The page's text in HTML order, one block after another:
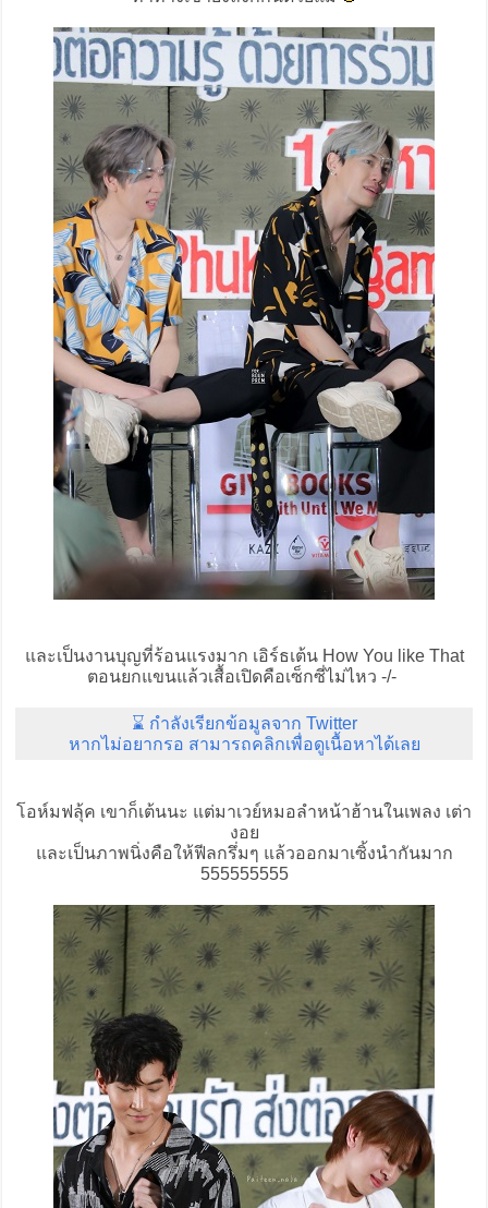
และเป็นงานบุญที่ร้อนแรงมาก เอิร์ธเต้น How You like That
ตอนยกแขนแล้วเสื้อเปิดคือเซ็กซี่ไม่ไหว -/-
⌛ กำลังเรียกข้อมูลจาก Twitter
หากไม่อยากรอ สามารถคลิกเพื่อดูเนื้อหาได้เลย
โอห์มฟลุ้ค เขาก็เต้นนะ แต่มาเวย์หมอลำหน้าฮ้านในเพลง เต่า
งอย
และเป็นภาพนิ่งคือให้ฟีลกรึ่มๆ แล้วออกมาเซิ้งนำกันมาก
555555555